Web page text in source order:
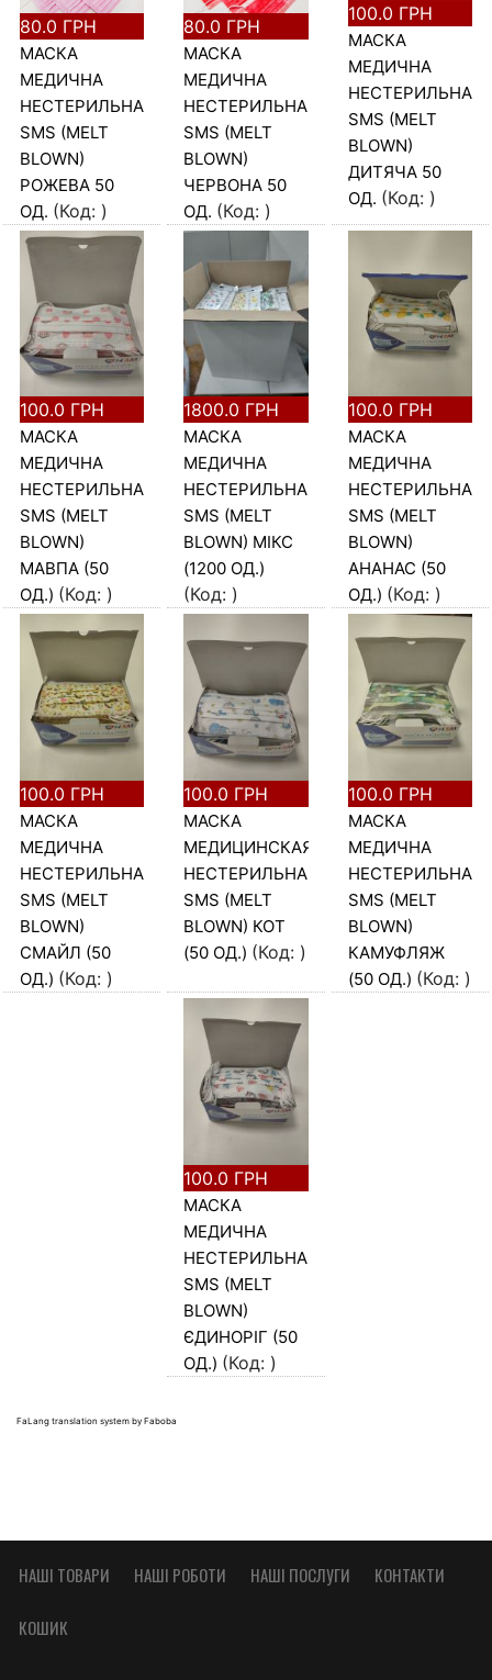
80.0 ГРН
МАСКА
МЕДИЧНА
НЕСТЕРИЛЬНА,
SMS (MELT
BLOWN)
РОЖЕВА 50
ОД. (Код: )
80.0 ГРН
МАСКА
МЕДИЧНА
НЕСТЕРИЛЬНА,
SMS (MELT
BLOWN)
ЧЕРВОНА 50
ОД. (Код: )
100.0 ГРН
МАСКА
МЕДИЧНА
НЕСТЕРИЛЬНА,
SMS (MELT
BLOWN)
ДИТЯЧА 50
ОД. (Код: )
100.0 ГРН
МАСКА
МЕДИЧНА
НЕСТЕРИЛЬНА,
SMS (MELT
BLOWN)
МАВПА (50
ОД.) (Код: )
1800.0 ГРН
МАСКА
МЕДИЧНА
НЕСТЕРИЛЬНА,
SMS (MELT
BLOWN) МІКС
(1200 ОД.)
(Код: )
100.0 ГРН
МАСКА
МЕДИЧНА
НЕСТЕРИЛЬНА,
SMS (MELT
BLOWN)
АНАНАС (50
ОД.) (Код: )
100.0 ГРН
МАСКА
МЕДИЧНА
НЕСТЕРИЛЬНА,
SMS (MELT
BLOWN)
СМАЙЛ (50
ОД.) (Код: )
100.0 ГРН
МАСКА
МЕДИЦИНСКАЯ
НЕСТЕРИЛЬНАЯ,
SMS (MELT
BLOWN) КОТ
(50 ОД.) (Код: )
100.0 ГРН
МАСКА
МЕДИЧНА
НЕСТЕРИЛЬНА,
SMS (MELT
BLOWN)
КАМУФЛЯЖ
(50 ОД.) (Код: )
100.0 ГРН
МАСКА
МЕДИЧНА
НЕСТЕРИЛЬНА,
SMS (MELT
BLOWN)
ЄДИНОРІГ (50
ОД.) (Код: )
FaLang translation system by Faboba
НАШІ ТОВАРИ НАШІ РОБОТИ НАШІ ПОСЛУГИ КОНТАКТИ
КОШИК